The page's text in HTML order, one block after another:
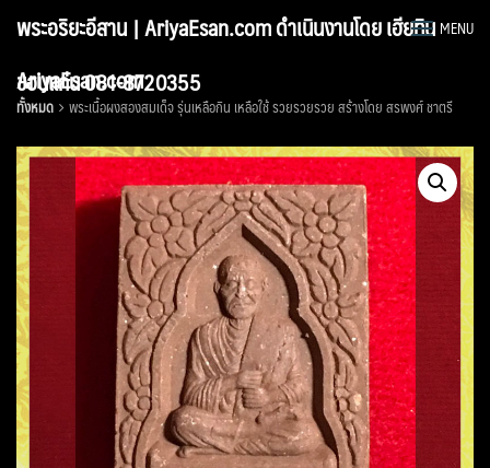
พระอริยะอีสาน | AriyaEsan.com ดำเนินงานโดย เฮียทิน
ขอนแก่น 081-8720355
MENU
AriyaEsan.com
ทั้งหมด พระเนื้อผงสองสมเด็จ รุ่นเหลือกิน เหลือใช้ รวยรวยรวย สร้างโดย สรพงศ์ ชาตรี